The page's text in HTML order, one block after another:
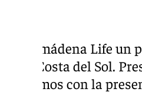
Benalmádena Life
de la Costa del Sol.
contamos con la